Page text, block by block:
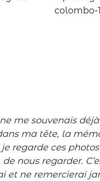
me souvenais
ma tête, la
regarde ces
nous regarder.
et ne remercierai